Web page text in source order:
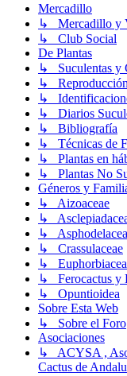
Mercadillo
↳ Mercadillo y
↳ Club Social
De Plantas
↳ Suculentas y
↳
↳
↳ Diarios
↳ Bibliografía
↳ Técnicas de
↳ Plantas en
↳ Plantas No
Géneros y
↳ Aizoaceae
↳
↳
↳ Crassulaceae
↳
↳ Ferocactus y
↳ Opuntioidea
Sobre Esta Web
↳ Sobre el Foro
Asociaciones
↳ ACYSA ,
Cactus de